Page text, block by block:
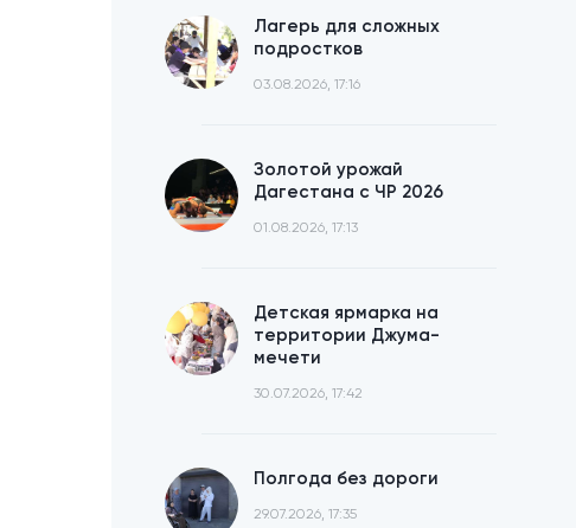
Лагерь для сложных
подростков
03.08.2026, 17:16
Золотой урожай
Дагестана с ЧР 2026
01.08.2026, 17:13
Детская ярмарка на
территории Джума-
мечети
30.07.2026, 17:42
Полгода без дороги
29.07.2026, 17:35